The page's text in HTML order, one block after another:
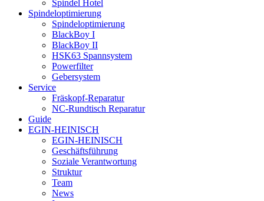
Spindel Hotel
Spindeloptimierung
Spindeloptimierung
BlackBoy I
BlackBoy II
HSK63 Spannsystem
Powerfilter
Gebersystem
Service
Fräskopf-Reparatur
NC-Rundtisch Reparatur
Guide
EGIN-HEINISCH
EGIN-HEINISCH
Geschäftsführung
Soziale Verantwortung
Struktur
Team
News